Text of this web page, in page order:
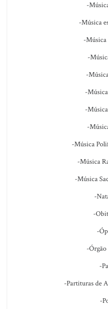
-
-Música
-Música
-
-
-
-
-
-Música
-Música
-Música
-
-
-
-
-
-Partituras de
-